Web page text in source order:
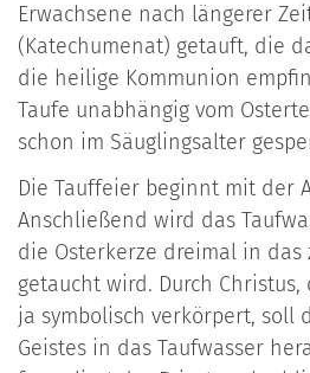
Erwachsene nach längerer
(Katechumenat) getauft, die
die heilige Kommunion
Taufe unabhängig vom
schon im Säuglingsalter
Die Tauffeier beginnt mit der
Anschließend wird das
die Osterkerze dreimal in das
getaucht wird. Durch
ja symbolisch verkörpert, soll
Geistes in das Taufwasser